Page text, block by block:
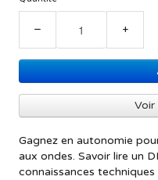
− +
Voir
Gagnez en autonomie
aux ondes. Savoir lire un
connaissances